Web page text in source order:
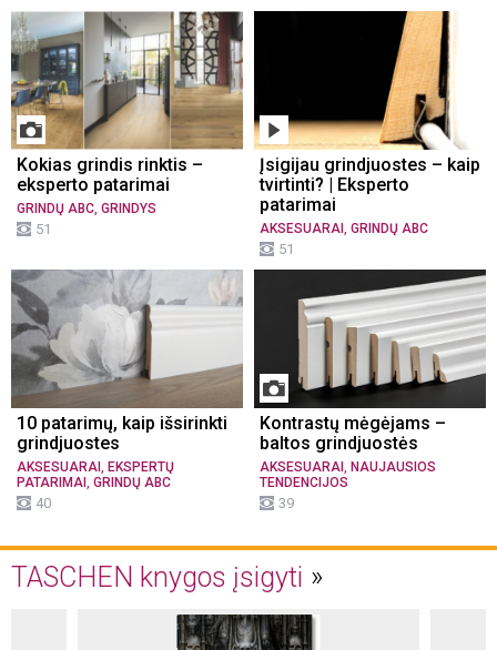
Kokias grindis rinktis –
eksperto patarimai
GRINDŲ ABC, GRINDYS
51
Įsigijau grindjuostes – kaip
tvirtinti? | Eksperto
patarimai
AKSESUARAI , GRINDŲ ABC
51
10 patarimų, kaip išsirinkti
grindjuostes
AKSESUARAI , EKSPERTŲ
PATARIMAI , GRINDŲ ABC
40
Kontrastų mėgėjams –
baltos grindjuostės
AKSESUARAI , NAUJAUSIOS
TENDENCIJOS
39
TASCHEN knygos įsigyti